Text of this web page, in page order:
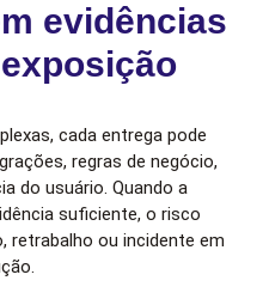
evidências
cada entrega pode
regras de negócio,
do usuário. Quando a
suficiente, o risco
retrabalho ou incidente em